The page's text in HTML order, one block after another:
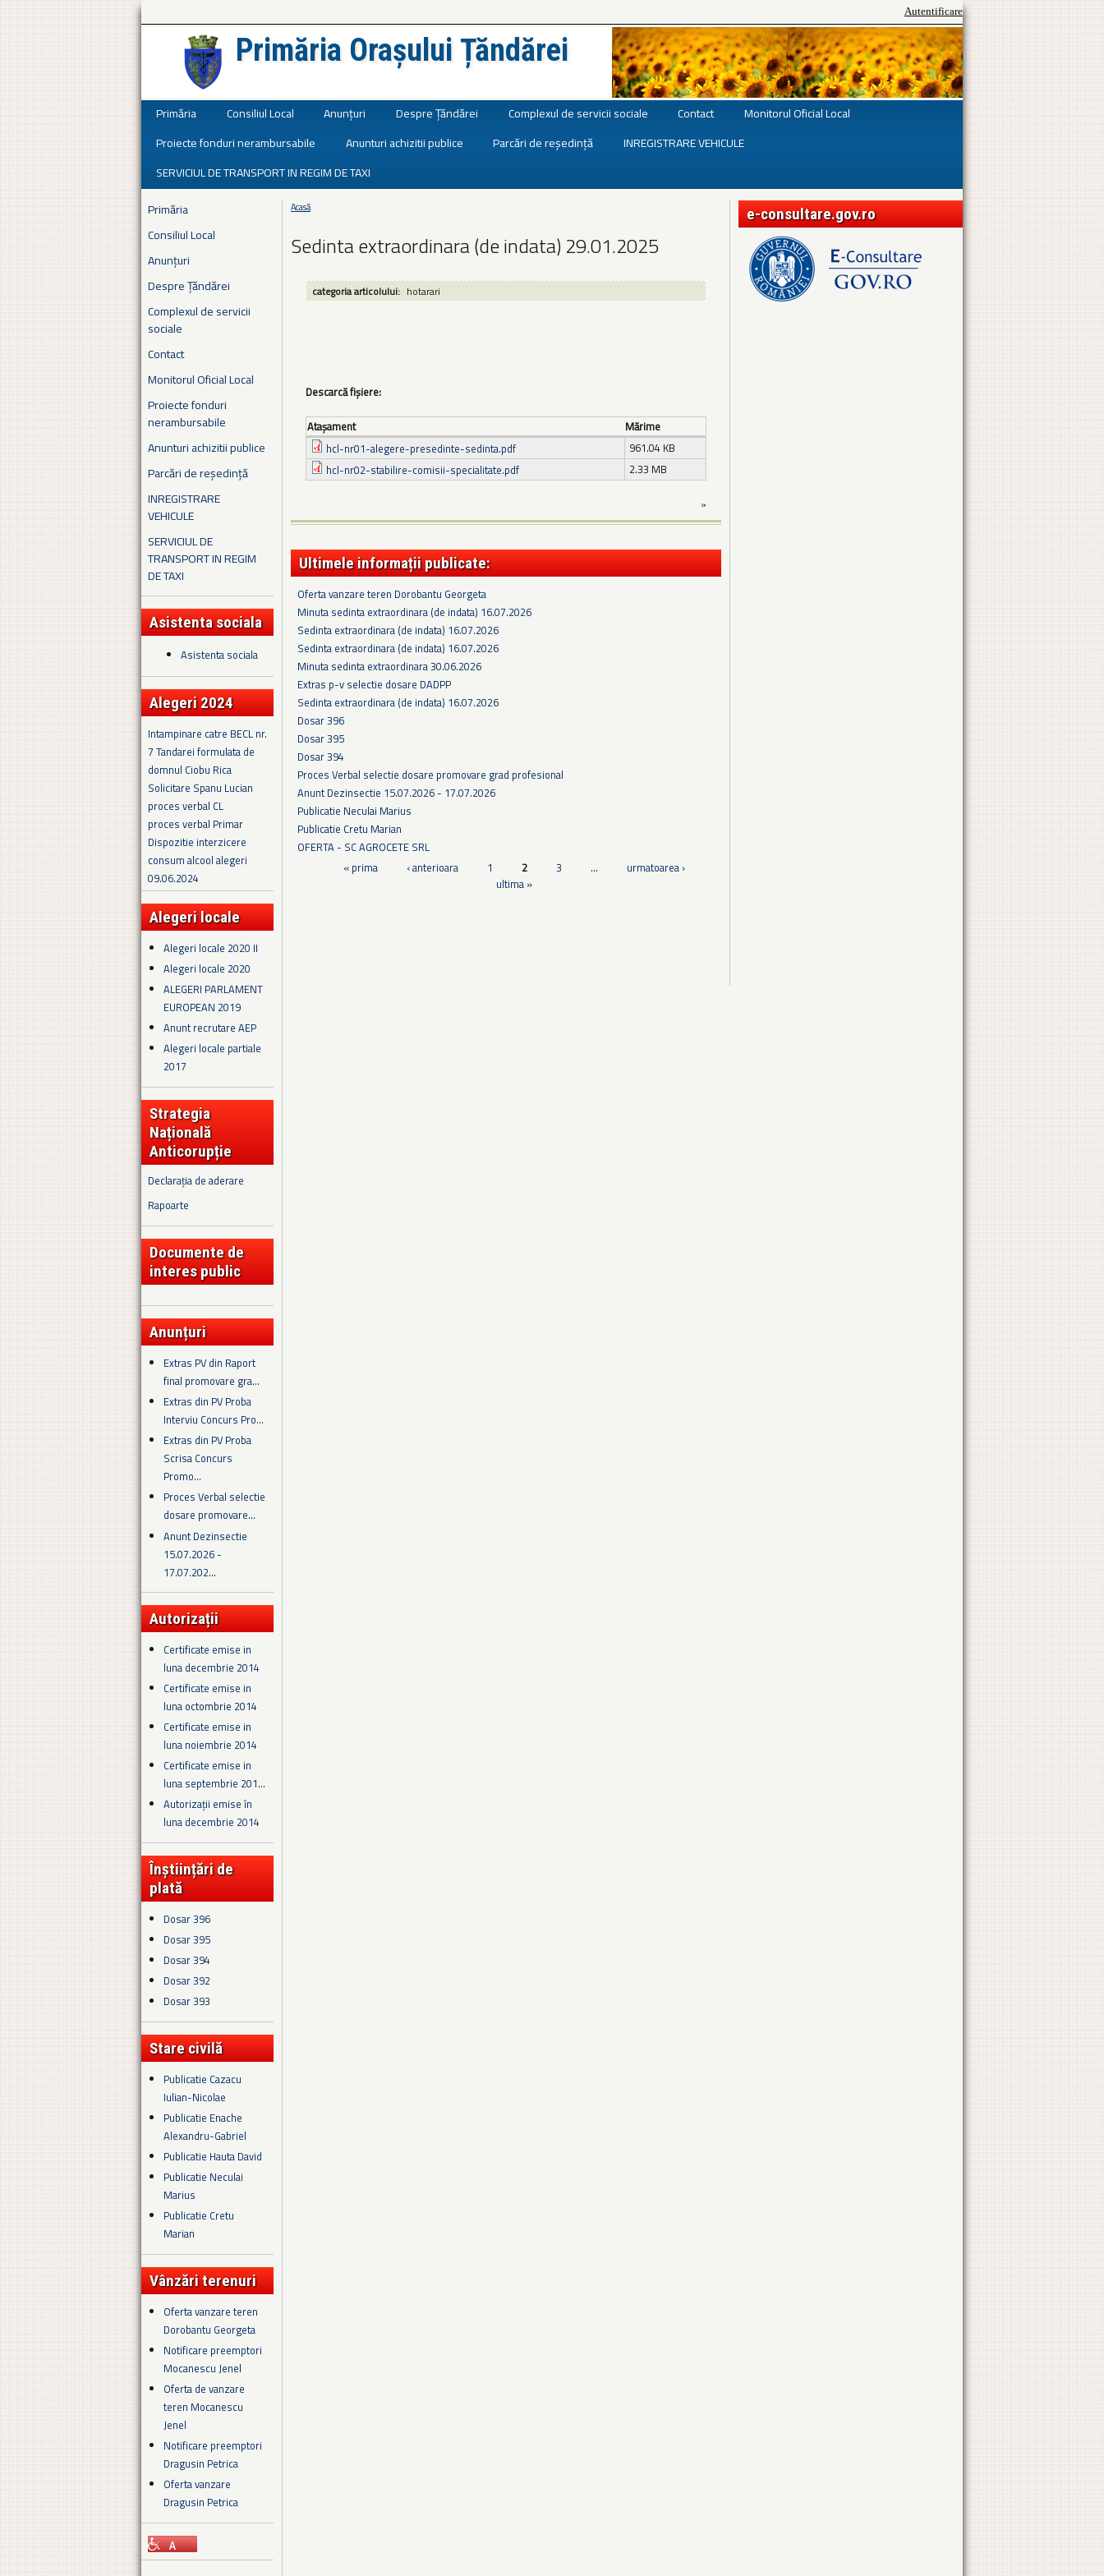
Autentificare
Primăria Orașului Țăndărei
Primăria Consiliul Local Anunțuri Despre Țăndărei Complexul de servicii sociale Contact
Monitorul Oficial Local
Proiecte fonduri nerambursabile
Anunturi achizitii publice Parcări de reședință
INREGISTRARE VEHICULE
SERVICIUL DE TRANSPORT IN REGIM DE TAXI
Primăria
Consiliul Local
Anunțuri
Despre Țăndărei
Complexul de servicii
sociale
Contact
Monitorul Oficial Local
Proiecte fonduri
nerambursabile
Anunturi achizitii publice
Parcări de reședință
INREGISTRARE
VEHICULE
SERVICIUL DE
TRANSPORT IN REGIM
DE TAXI
Asistenta sociala
Asistenta sociala
Alegeri 2024
Intampinare catre BECL nr.
7 Tandarei formulata de
domnul Ciobu Rica
Solicitare Spanu Lucian
proces verbal CL
proces verbal Primar
Dispozitie interzicere
consum alcool alegeri
09.06.2024
Alegeri locale
Alegeri locale 2020 II
Alegeri locale 2020
ALEGERI PARLAMENT
EUROPEAN 2019
Anunt recrutare AEP
Alegeri locale partiale
2017
Strategia
Națională
Anticorupție
Declarația de aderare
Rapoarte
Documente de
interes public
Anunțuri
Extras PV din Raport
final promovare gra...
Extras din PV Proba
Interviu Concurs Pro...
Extras din PV Proba
Scrisa Concurs
Promo...
Proces Verbal selectie
dosare promovare...
Anunt Dezinsectie
15.07.2026 -
17.07.202...
Autorizații
Certificate emise in
luna decembrie 2014
Certificate emise in
luna octombrie 2014
Certificate emise in
luna noiembrie 2014
Certificate emise in
luna septembrie 201...
Autorizații emise în
luna decembrie 2014
Înștiințări de
plată
Dosar 396
Dosar 395
Dosar 394
Dosar 392
Dosar 393
Stare civilă
Publicatie Cazacu
Iulian-Nicolae
Publicatie Enache
Alexandru-Gabriel
Publicatie Hauta David
Publicatie Neculai
Marius
Publicatie Cretu
Marian
Vânzări terenuri
Oferta vanzare teren
Dorobantu Georgeta
Notificare preemptori
Mocanescu Jenel
Oferta de vanzare
teren Mocanescu
Jenel
Notificare preemptori
Dragusin Petrica
Oferta vanzare
Dragusin Petrica
Eşti aici
Acasă
Sedinta extraordinara (de indata) 29.01.2025
categoria articolului: hotarari
Descarcă fișiere:
Ataşament
Mărime
hcl-nr01-alegere-presedinte-sedinta.pdf
961.04 KB
hcl-nr02-stabilire-comisii-specialitate.pdf
2.33 MB
»
Ultimele informații publicate:
Oferta vanzare teren Dorobantu Georgeta
Minuta sedinta extraordinara (de indata) 16.07.2026
Sedinta extraordinara (de indata) 16.07.2026
Sedinta extraordinara (de indata) 16.07.2026
Minuta sedinta extraordinara 30.06.2026
Extras p-v selectie dosare DADPP
Sedinta extraordinara (de indata) 16.07.2026
Dosar 396
Dosar 395
Dosar 394
Proces Verbal selectie dosare promovare grad profesional
Anunt Dezinsectie 15.07.2026 - 17.07.2026
Publicatie Neculai Marius
Publicatie Cretu Marian
OFERTA - SC AGROCETE SRL
Pagini« prima ‹ anterioara 1 2 3 …
urmatoarea ›
ultima »
e-consultare.gov.ro